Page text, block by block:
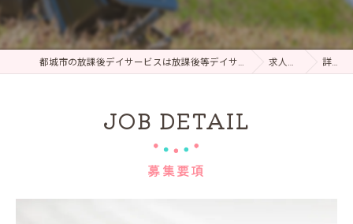
都城市の放課後デイサービスは放課後等デイサービス Lokahi 求人一覧 詳細
募集要項
JOB DETAIL